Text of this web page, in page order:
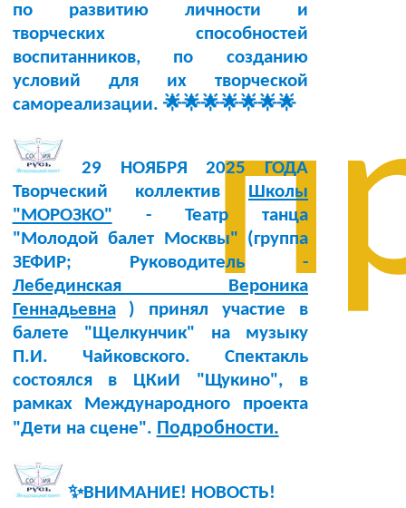
по развитию личности и
творческих способностей
воспитанников, по созданию
условий для их творческой
самореализации. 🌟🌟🌟🌟🌟🌟🌟
29 НОЯБРЯ 2025 ГОДА
Творческий коллектив Школы
"МОРОЗКО" - Театр танца
"Молодой балет Москвы" (группа
ЗЕФИР; Руководитель -
Лебединская Вероника
Геннадьевна) принял участие в
балете "Щелкунчик" на музыку
П.И. Чайковского. Спектакль
состоялся в ЦКиИ "Щукино", в
рамках Международного проекта
"Дети на сцене". Подробности.
✨ВНИМАНИЕ! НОВОСТЬ!